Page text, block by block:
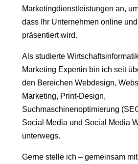
Marketingdienstleistungen an,
dass Ihr Unternehmen online
präsentiert wird.
Als studierte
Marketing Expertin bin ich seit
den Bereichen Webdesign,
Marketing, Print-Design,
Suchmaschinenoptimierung
Social Media und Social Media
unterwegs.
Gerne stelle ich – gemeinsam